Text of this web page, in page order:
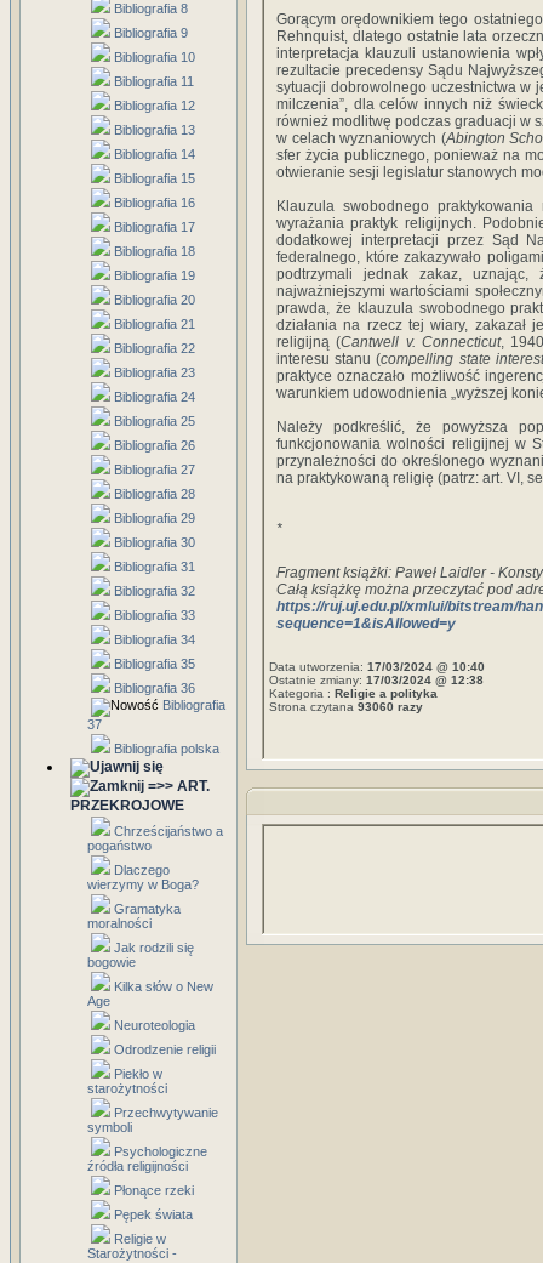
Bibliografia 8
Bibliografia 9
Bibliografia 10
Bibliografia 11
Bibliografia 12
Bibliografia 13
Bibliografia 14
Bibliografia 15
Bibliografia 16
Bibliografia 17
Bibliografia 18
Bibliografia 19
Bibliografia 20
Bibliografia 21
Bibliografia 22
Bibliografia 23
Bibliografia 24
Bibliografia 25
Bibliografia 26
Bibliografia 27
Bibliografia 28
Bibliografia 29
Bibliografia 30
Bibliografia 31
Bibliografia 32
Bibliografia 33
Bibliografia 34
Bibliografia 35
Bibliografia 36
Bibliografia
37
Bibliografia polska
=>> ART.
PRZEKROJOWE
Chrześcijaństwo a
pogaństwo
Dlaczego
wierzymy w Boga?
Gramatyka
moralności
Jak rodzili się
bogowie
Kilka słów o New
Age
Neuroteologia
Odrodzenie religii
Piekło w
starożytności
Przechwytywanie
symboli
Psychologiczne
źródła religijności
Płonące rzeki
Pępek świata
Religie w
Starożytności -
Gorącym orędownikiem tego
Rehnquist, dlatego ostatnie lata
interpretacja klauzuli ustanowienia
rezultacie precedensy Sądu
sytuacji dobrowolnego uczestnictwa w
milczenia”, dla celów innych niż
również modlitwę podczas graduacji w
w celach wyznaniowych (Abington
sfer życia publicznego, ponieważ na
otwieranie sesji legislatur stanowych
Klauzula swobodnego
wyrażania praktyk religijnych.
dodatkowej interpretacji przez Sąd
federalnego, które zakazywało
podtrzymali jednak zakaz,
najważniejszymi wartościami
prawda, że klauzula swobodnego
działania na rzecz tej wiary, zakazał
religijną (Cantwell v. Connecticut,
interesu stanu (compelling state interest
praktyce oznaczało możliwość
warunkiem udowodnienia „wyższej
Należy podkreślić, że powyższa
funkcjonowania wolności religijnej w
przynależności do określonego
na praktykowaną religię (patrz: art. VI,
*
Fragment książki: Paweł Laidler -
Całą książkę można przeczytać pod
https://ruj.uj.edu.pl/xmlui/bitstream/
sequence=1&isAllowed=y
Data utworzenia: 17/03/2024 @ 10:40
Ostatnie zmiany: 17/03/2024 @ 12:38
Kategoria : Religie a polityka
Strona czytana 93060 razy